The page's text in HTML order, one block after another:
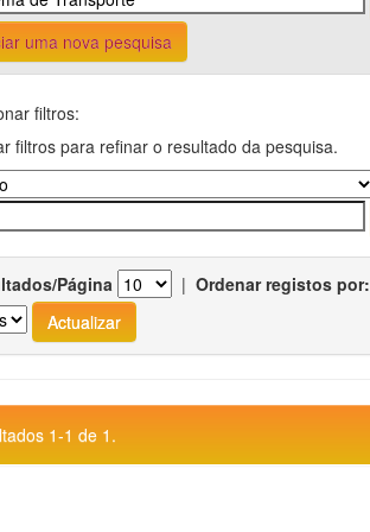
uma nova pesquisa
filtros:
filtros para refinar o resultado da pesquisa.
Página | Ordenar registos por:
1-1 de 1.